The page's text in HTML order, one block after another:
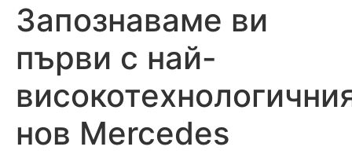
Запознаваме ви
първи с най-
нов Mercedes